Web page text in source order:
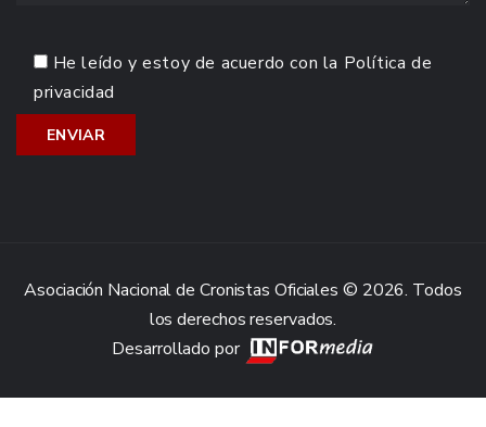
He leído y estoy de acuerdo con la Política de
privacidad
Asociación Nacional de Cronistas Oficiales © 2026. Todos
los derechos reservados.
Desarrollado por